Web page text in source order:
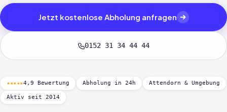
Jetzt kostenlose Abholung anfragen
0152 31 34 44 44
★★★★★4,9 Bewertung Abholung in 24h Attendorn & Umgebung
Aktiv seit 2014